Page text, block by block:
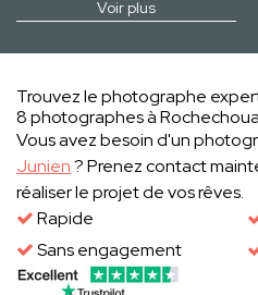
Voir plus
Trouvez le photographe
8 photographes à
Vous avez besoin d'un
Junien? Prenez contact
réaliser le projet de vos rêves.
Rapide
Sans engagement